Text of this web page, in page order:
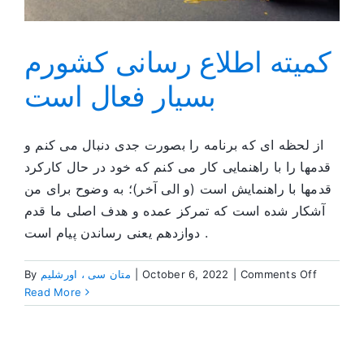
کمیته اطلاع رسانی کشورم
بسیار فعال است
از لحظه ای که برنامه را بصورت جدی دنبال می کنم و
قدمها را با راهنمایی کار می کنم که خود در حال کارکرد
قدمها با راهنمایش است (و الی آخر)؛ به وضوح برای من
آشکار شده است که تمرکز عمده و هدف اصلی ما قدم
دوازدهم یعنی رساندن پیام است .
By متان سی ، اورشلیم October 6, 2022 Comments Offon
اطلاع
Read More